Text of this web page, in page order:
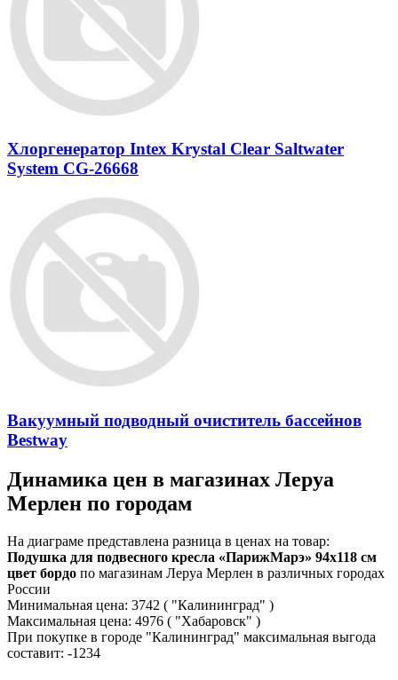
Хлоргенератор Intex Krystal Clear Saltwater
System CG-26668
Вакуумный подводный очиститель бассейнов
Bestway
Динамика цен в магазинах Леруа
Мерлен по городам
На диаграме представлена разница в ценах на товар:
Подушка для подвесного кресла «ПарижМарэ» 94x118 см
цвет бордо по магазинам Леруа Мерлен в различных городах
России
Минимальная цена: 3742 ( "Калининград" )
Максимальная цена: 4976 ( "Хабаровск" )
При покупке в городе "Калининград" максимальная выгода
составит: -1234